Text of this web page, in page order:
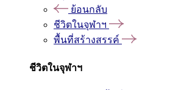
ย้อนกลับ
ชีวิตในจุฬาฯ
พื้นที่สร้างสรรค์
ชีวิตในจุฬาฯ